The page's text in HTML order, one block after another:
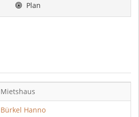
Plan
Mietshaus
Bürkel Hanno